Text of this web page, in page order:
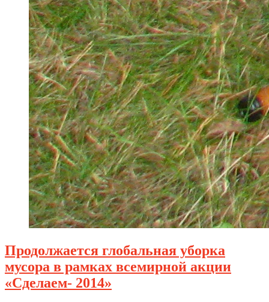
Продолжается глобальная уборка
мусора в рамках всемирной акции
«Сделаем- 2014»